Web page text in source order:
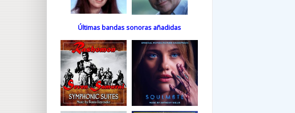
Últimas bandas sonoras añadidas